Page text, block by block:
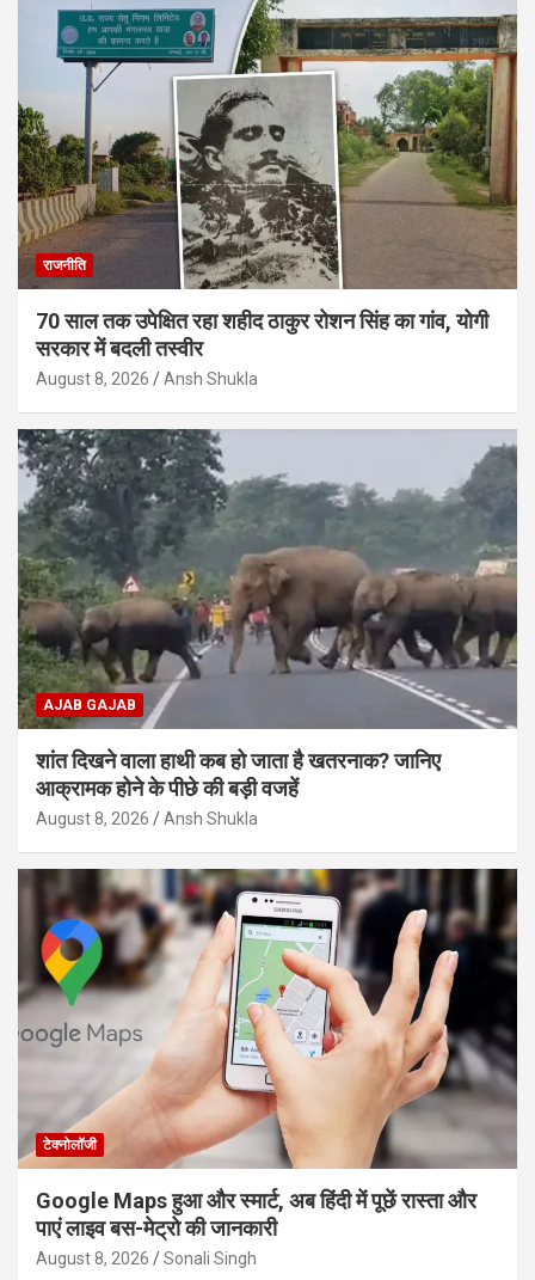
राजनीति
70 साल तक उपेक्षित रहा शहीद ठाकुर रोशन सिंह का गांव, योगी
सरकार में बदली तस्वीर
August 8, 2026 Ansh Shukla
AJAB GAJAB
शांत दिखने वाला हाथी कब हो जाता है खतरनाक? जानिए
आक्रामक होने के पीछे की बड़ी वजहें
August 8, 2026 Ansh Shukla
टेक्नोलॉजी
Google Maps हुआ और स्मार्ट, अब हिंदी में पूछें रास्ता और
पाएं लाइव बस-मेट्रो की जानकारी
August 8, 2026 Sonali Singh